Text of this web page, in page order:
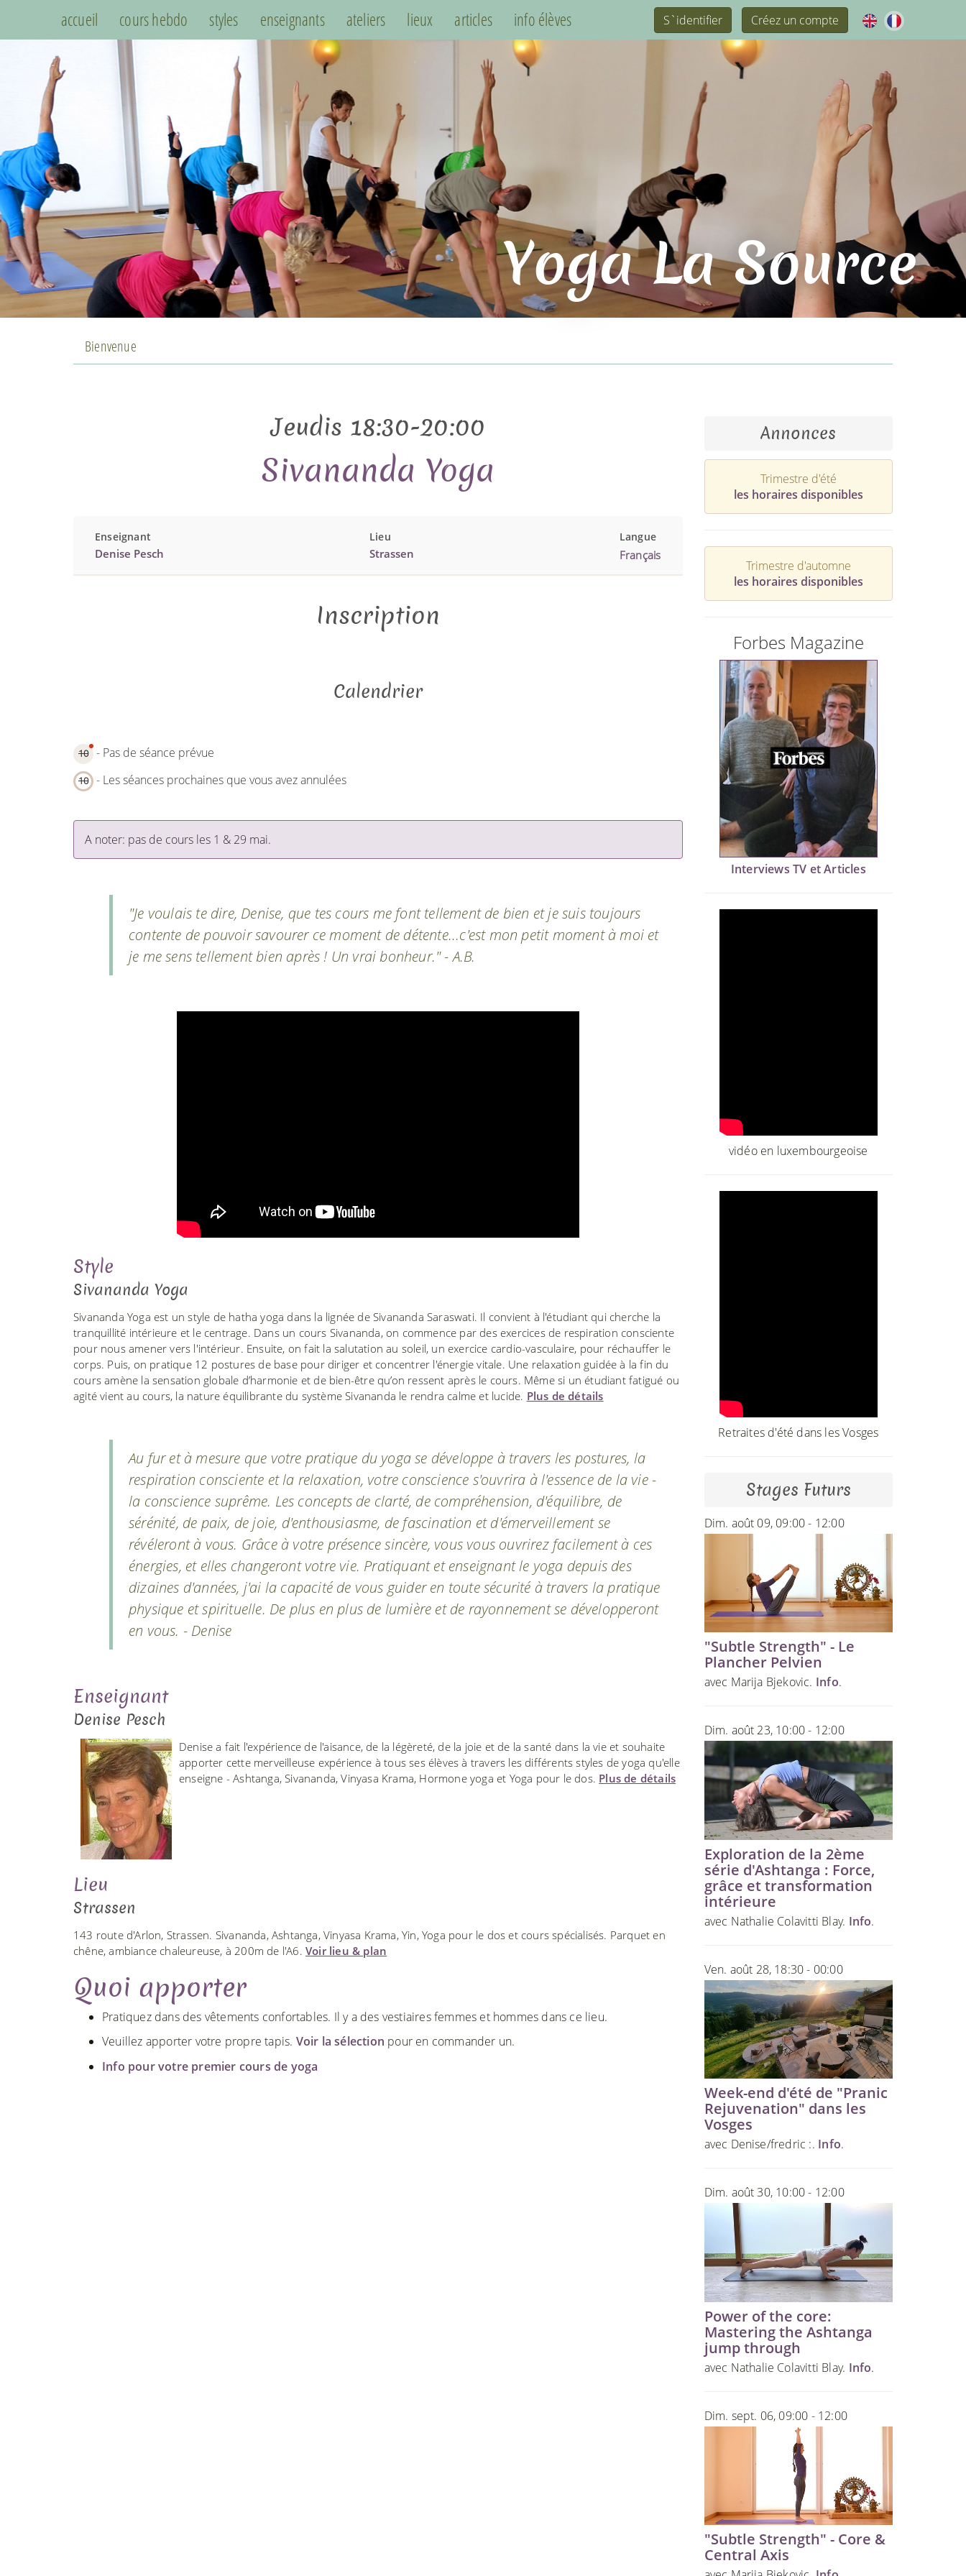
accueil cours hebdo styles enseignants ateliers lieux articles info élèves S`identifier Créez un compte
Yoga La Source
Bienvenue
Jeudis 18:30-20:00
Sivananda Yoga
Enseignant
Denise Pesch
Lieu
Strassen
Langue
Français
Inscription
Calendrier
10 - Pas de séance prévue
10 - Les séances prochaines que vous avez annulées
A noter: pas de cours les 1 & 29 mai.
"Je voulais te dire, Denise, que tes cours me font tellement de bien et je suis toujours
contente de pouvoir savourer ce moment de détente...c'est mon petit moment à moi et
je me sens tellement bien après ! Un vrai bonheur." - A.B.
Style
Sivananda Yoga
Sivananda Yoga est un style de hatha yoga dans la lignée de Sivananda Saraswati. Il convient à l'étudiant qui cherche la
tranquillité intérieure et le centrage. Dans un cours Sivananda, on commence par des exercices de respiration consciente
pour nous amener vers l'intérieur. Ensuite, on fait la salutation au soleil, un exercice cardio-vasculaire, pour réchauffer le
corps. Puis, on pratique 12 postures de base pour diriger et concentrer l'énergie vitale. Une relaxation guidée à la fin du
cours amène la sensation globale d’harmonie et de bien-être qu’on ressent après le cours. Même si un étudiant fatigué ou
agité vient au cours, la nature équilibrante du système Sivananda le rendra calme et lucide. Plus de détails
Au fur et à mesure que votre pratique du yoga se développe à travers les postures, la
respiration consciente et la relaxation, votre conscience s'ouvrira à l'essence de la vie -
la conscience suprême. Les concepts de clarté, de compréhension, d'équilibre, de
sérénité, de paix, de joie, d'enthousiasme, de fascination et d'émerveillement se
révéleront à vous. Grâce à votre présence sincère, vous vous ouvrirez facilement à ces
énergies, et elles changeront votre vie. Pratiquant et enseignant le yoga depuis des
dizaines d'années, j'ai la capacité de vous guider en toute sécurité à travers la pratique
physique et spirituelle. De plus en plus de lumière et de rayonnement se développeront
en vous. - Denise
Enseignant
Denise Pesch
Denise a fait l'expérience de l'aisance, de la légèreté, de la joie et de la santé dans la vie et souhaite
apporter cette merveilleuse expérience à tous ses élèves à travers les différents styles de yoga qu'elle
enseigne - Ashtanga, Sivananda, Vinyasa Krama, Hormone yoga et Yoga pour le dos. Plus de détails
Lieu
Strassen
143 route d'Arlon, Strassen. Sivananda, Ashtanga, Vinyasa Krama, Yin, Yoga pour le dos et cours spécialisés. Parquet en
chêne, ambiance chaleureuse, à 200m de l'A6.Voir lieu & plan
Quoi apporter
Pratiquez dans des vêtements confortables. Il y a des vestiaires femmes et hommes dans ce lieu.
Veuillez apporter votre propre tapis. Voir la sélection pour en commander un.
Info pour votre premier cours de yoga
Annonces
Trimestre d'été
les horaires disponibles
Trimestre d'automne
les horaires disponibles
Forbes Magazine
Interviews TV et Articles
vidéo en luxembourgeoise
Retraites d'été dans les Vosges
Stages Futurs
Dim. août 09, 09:00 - 12:00
"Subtle Strength" - Le
Plancher Pelvien
avec Marija Bjekovic. Info.
Dim. août 23, 10:00 - 12:00
Exploration de la 2ème
série d'Ashtanga : Force,
grâce et transformation
intérieure
avec Nathalie Colavitti Blay. Info.
Ven. août 28, 18:30 - 00:00
Week-end d'été de "Pranic
Rejuvenation" dans les
Vosges
avec Denise/fredric :. Info.
Dim. août 30, 10:00 - 12:00
Power of the core:
Mastering the Ashtanga
jump through
avec Nathalie Colavitti Blay. Info.
Dim. sept. 06, 09:00 - 12:00
"Subtle Strength" - Core &
Central Axis